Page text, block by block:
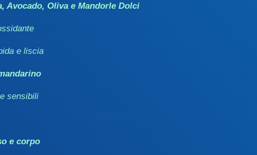
Avocado, Oliva e Mandorle Dolci
e liscia
sensibili
e corpo